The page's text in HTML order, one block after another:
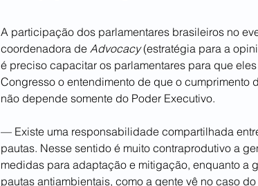
A participação dos parlamentares brasileiros no
coordenadora de Advocacy (estratégia para a
é preciso capacitar os parlamentares para que
Congresso o entendimento de que o
não depende somente do Poder Executivo.
— Existe uma responsabilidade compartilhada
pautas. Nesse sentido é muito contraprodutivo a
medidas para adaptação e mitigação, enquanto a
pautas antiambientais, como a gente vê no caso